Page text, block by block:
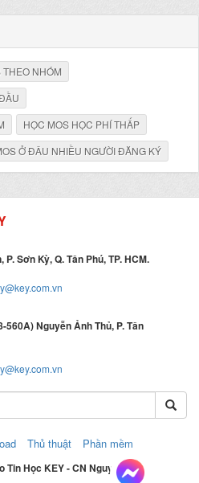
THEO NHÓM
HỌC MOS HỌC PHÍ THẤP
Ở ĐÂU NHIỀU NGƯỜI ĐĂNG KÝ
P. Sơn Kỳ, Q. Tân Phú, TP. HCM.
Nguyễn Ảnh Thủ, P. Tân
Thủ thuật Phần mềm
Tin Học KEY - CN Nguyễn